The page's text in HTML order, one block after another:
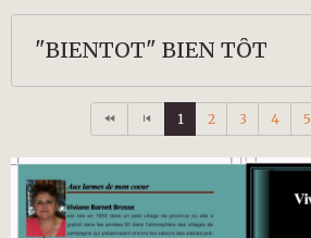
"BIENTOT" BIEN TÔT
1 2 3 4 5